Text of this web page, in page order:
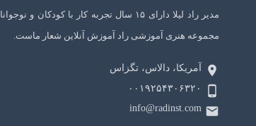
مدیر راد لیلا دارای ۱۵ سال تجربه کار با
مجموعه هنری آموزشی راد آموزش آنلاین شعار ماست.
آمریکا، دالاس، تگزاس
۰۰۱۹۲۵۴۳۰۶۳۲۰
info@radinst.com